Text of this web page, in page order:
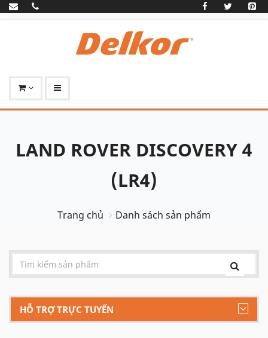
LAND ROVER DISCOVERY 4
(LR4)
Trang chủ Danh sách sản phẩm
HỖ TRỢ TRỰC TUYẾN